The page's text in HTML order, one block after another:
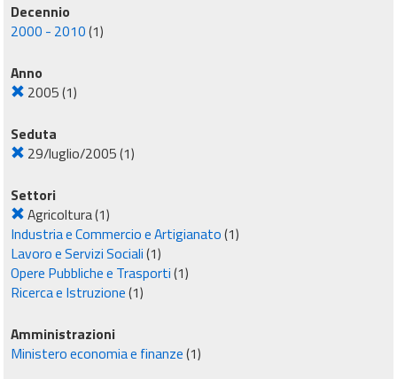
Decennio
2000 - 2010(1)
Anno
2005(1)
Seduta
29/luglio/2005(1)
Settori
Agricoltura(1)
Industria e Commercio e Artigianato(1)
Lavoro e Servizi Sociali(1)
Opere Pubbliche e Trasporti(1)
Ricerca e Istruzione(1)
Amministrazioni
Ministero economia e finanze(1)